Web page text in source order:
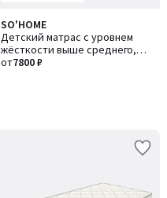
SO'HOME
Детский матрас с уровнем
жёсткости выше среднего,
mini
от7800 ₽